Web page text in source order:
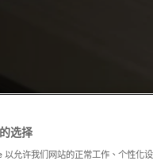
选择
允许我们网站的正常工作、个性化